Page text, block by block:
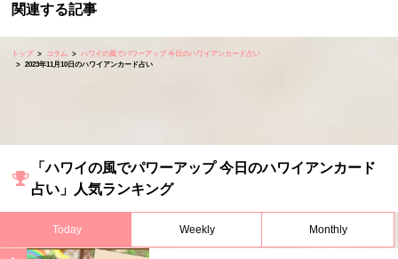
関連する記事
トップ コラム
ハワイの風でパワーアップ 今日のハワイアンカード占い
2023年11月10日のハワイアンカード占い
「ハワイの風でパワーアップ 今日のハワイアンカード
占い」人気ランキング
Today Weekly Monthly